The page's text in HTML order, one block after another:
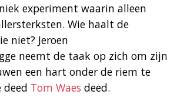
experiment waarin alleen
Wie haalt de
niet? Jeroen
neemt de taak op zich om zijn
een hart onder de riem te
deed Tom Waes deed.